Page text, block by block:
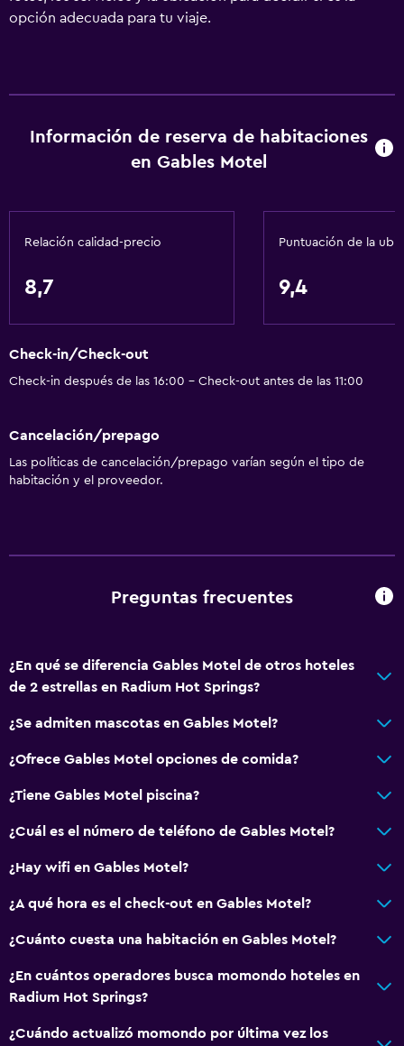
opción adecuada para tu viaje.
Información de reserva de habitaciones
en Gables Motel
Relación calidad-precio
8,7
Puntuación de la
9,4
Check-in/Check-out
Check-in después de las 16:00 - Check-out antes de las 11:00
Cancelación/prepago
Las políticas de cancelación/prepago varían según el tipo de
habitación y el proveedor.
Preguntas frecuentes
¿En qué se diferencia Gables Motel de otros hoteles
de 2 estrellas en Radium Hot Springs?
¿Se admiten mascotas en Gables Motel?
¿Ofrece Gables Motel opciones de comida?
¿Tiene Gables Motel piscina?
¿Cuál es el número de teléfono de Gables Motel?
¿Hay wifi en Gables Motel?
¿A qué hora es el check-out en Gables Motel?
¿Cuánto cuesta una habitación en Gables Motel?
¿En cuántos operadores busca momondo hoteles en
Radium Hot Springs?
¿Cuándo actualizó momondo por última vez los